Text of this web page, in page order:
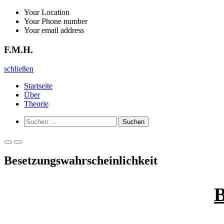
Zurück
zum
Inhalt
Your Location
Your Phone number
Your email address
F.M.H.
schließen
Startseite
Über
Theorie
Such-
Formular
Suchen
nach:
Primäres
für
Primäres
für
Besetzungswahrscheinlichkeit